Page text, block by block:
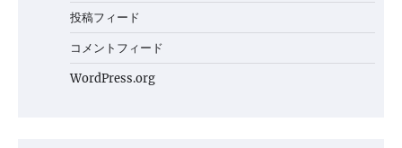
投稿フィード
コメントフィード
WordPress.org